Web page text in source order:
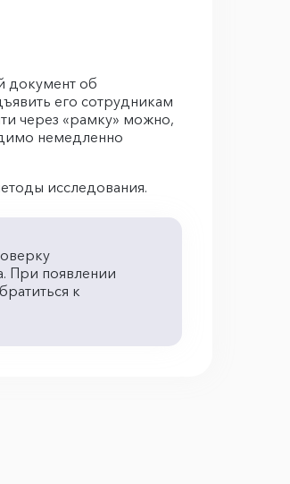
документ об
его сотрудникам
через «рамку» можно,
немедленно
исследования.
При появлении
к